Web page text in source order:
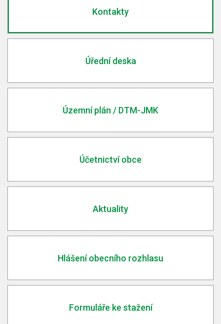
Kontakty
Úřední deska
Územní plán / DTM-JMK
Účetnictví obce
Aktuality
Hlášení obecního rozhlasu
Formuláře ke stažení